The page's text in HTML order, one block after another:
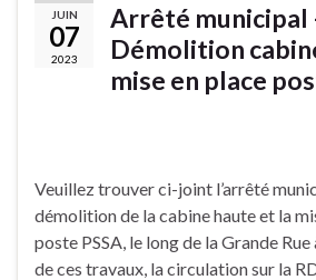
JUIN
07
2023
Arrêté municipal
Démolition
mise en place
Veuillez trouver ci-joint l’arrêté
démolition de la cabine haute et la
poste PSSA, le long de la Grande
de ces travaux, la circulation sur la